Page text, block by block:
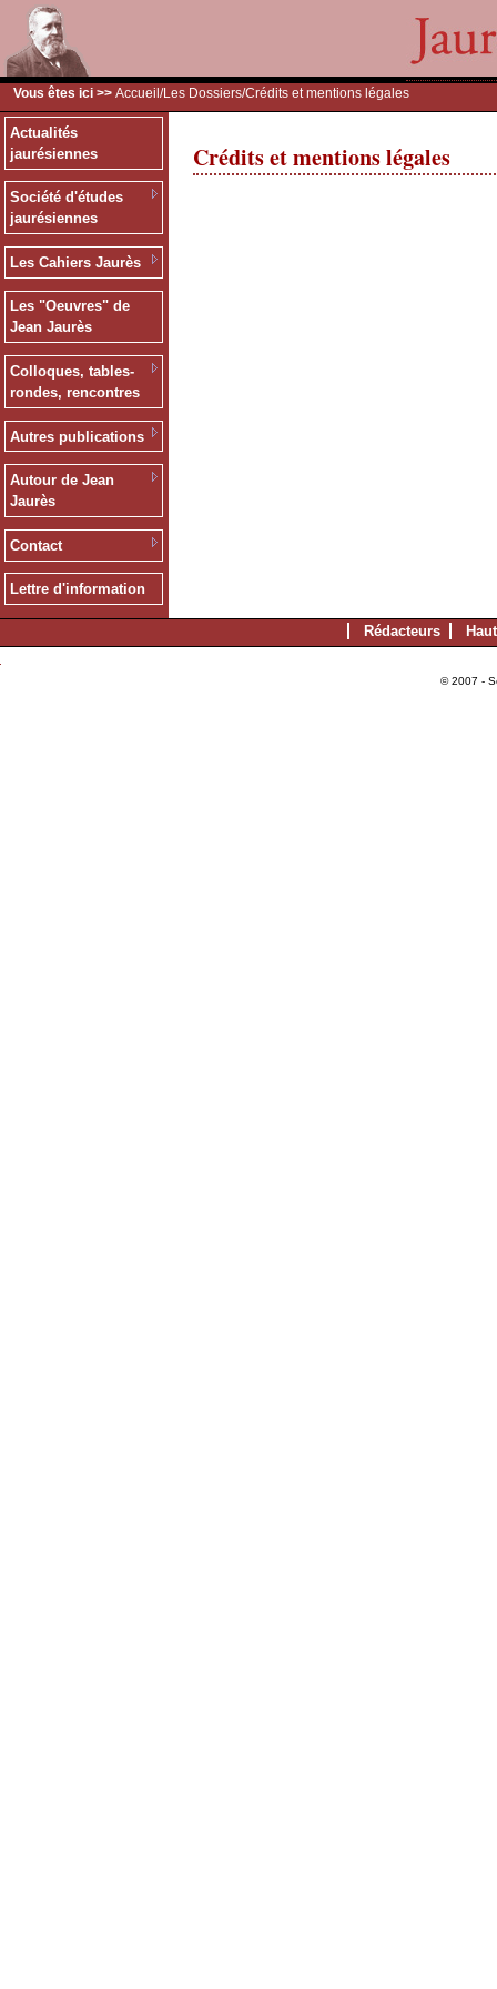
Vous êtes ici >> Accueil /Les Dossiers/Crédits et mentions légales
Actualités
jaurésiennes
Société d'études
jaurésiennes
Les Cahiers Jaurès
Les "Oeuvres" de
Jean Jaurès
Colloques, tables-
rondes, rencontres
Autres publications
Autour de Jean
Jaurès
Contact
Lettre d'information
Crédits et mentions légales
Rédacteurs
© 2007 -